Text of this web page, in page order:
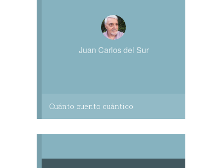
Juan Carlos del Sur
Cuánto cuento cuántico